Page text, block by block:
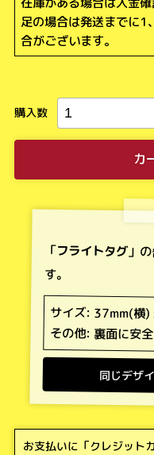
足の場合は発送までに1
合がございます。
カ
「フライトタグ」
す。
サイズ: 37mm(横
その他: 裏面に安
同じデザ
お支払いに「クレジット